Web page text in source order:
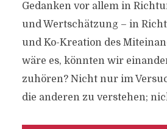
Gedanken vor allem in
und Wertschätzung – in
und Ko-Kreation des
wäre es, könnten wir
zuhören? Nicht nur im
die anderen zu verstehen;